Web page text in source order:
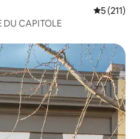
Évaluation
5 (211)
DU CAPITOLE